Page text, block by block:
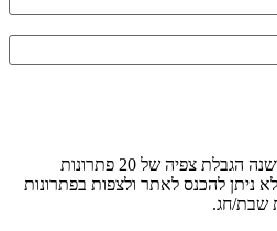
המנוי אינו מתחדש אוטומטית. ישנה הגבלת צפיה של 20 פתרונות
ניתן להכנס לאתר ולצפות בפתרונות
שבת/חג.